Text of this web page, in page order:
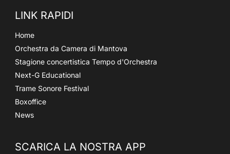
LINK RAPIDI
Home
Orchestra da Camera di Mantova
Stagione concertistica Tempo d'Orchestra
Next-G Educational
Trame Sonore Festival
Boxoffice
News
SCARICA LA NOSTRA APP